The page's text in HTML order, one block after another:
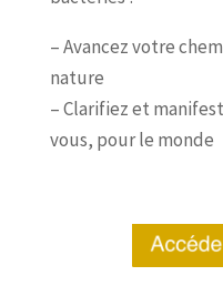
– Avancez votre
nature
– Clarifiez et
vous, pour le monde